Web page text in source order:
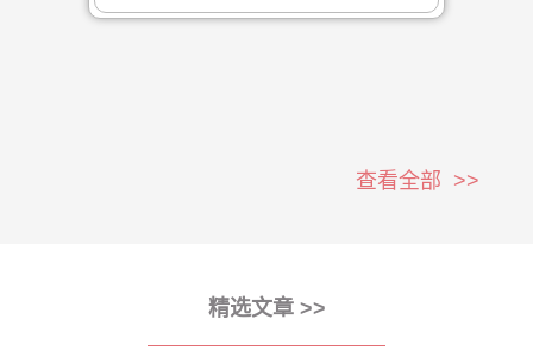
查看全部 >>
精选文章 >>